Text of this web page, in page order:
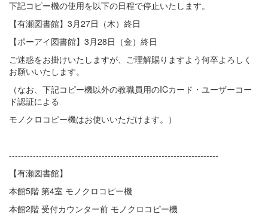
下記コピー機の使用を以下の日程で停止いたします。
【有瀬図書館】3月27日（木）終日
【ポーアイ図書館】3月28日（金）終日
ご迷惑をお掛けいたしますが、ご理解賜りますよう何卒よろしく
お願いいたします。
（なお、下記コピー機以外の教職員用のICカード・ユーザーコー
ド認証による
モノクロコピー機はお使いいただけます。）
----------------------------------------------------------------------
【有瀬図書館】
本館5階 第4室 モノクロコピー機
本館2階 受付カウンター前 モノクロコピー機